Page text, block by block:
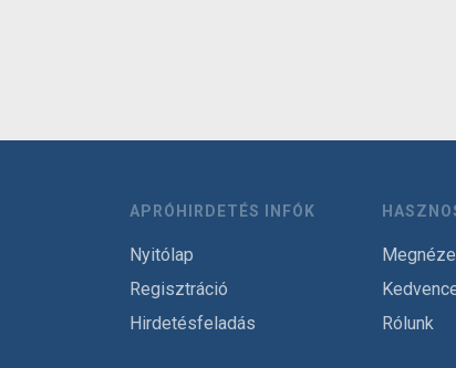
APRÓHIRDETÉS INFÓK
Nyitólap
Regisztráció
Hirdetésfeladás
Rólunk